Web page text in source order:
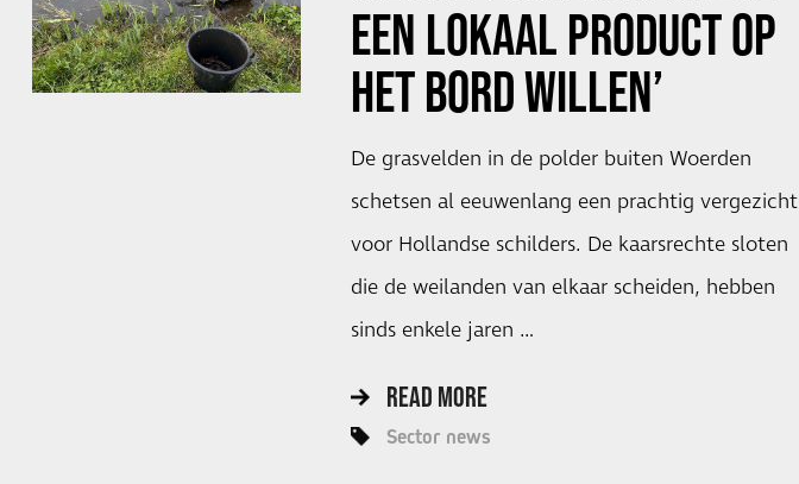
EEN LOKAAL PRODUCT OP
HET BORD WILLEN’
De grasvelden in de polder buiten Woerden
schetsen al eeuwenlang een prachtig vergezicht
voor Hollandse schilders. De kaarsrechte sloten
die de weilanden van elkaar scheiden, hebben
sinds enkele jaren …
READ MORE
Sector news